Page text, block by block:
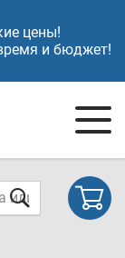
цены!
и бюджет!